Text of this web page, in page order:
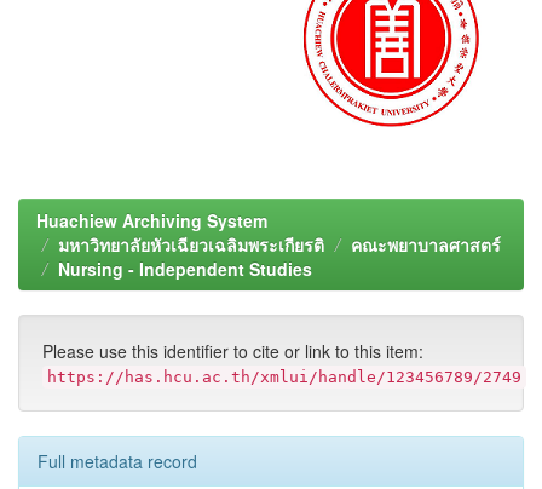
Huachiew Archiving System
มหาวิทยาลัยหัวเฉียวเฉลิมพระเกียรติ
คณะพยาบาลศาสตร์
Nursing - Independent Studies
Please use this identifier to cite or link to this item:
https://has.hcu.ac.th/xmlui/handle/123456789/2749
Full metadata record